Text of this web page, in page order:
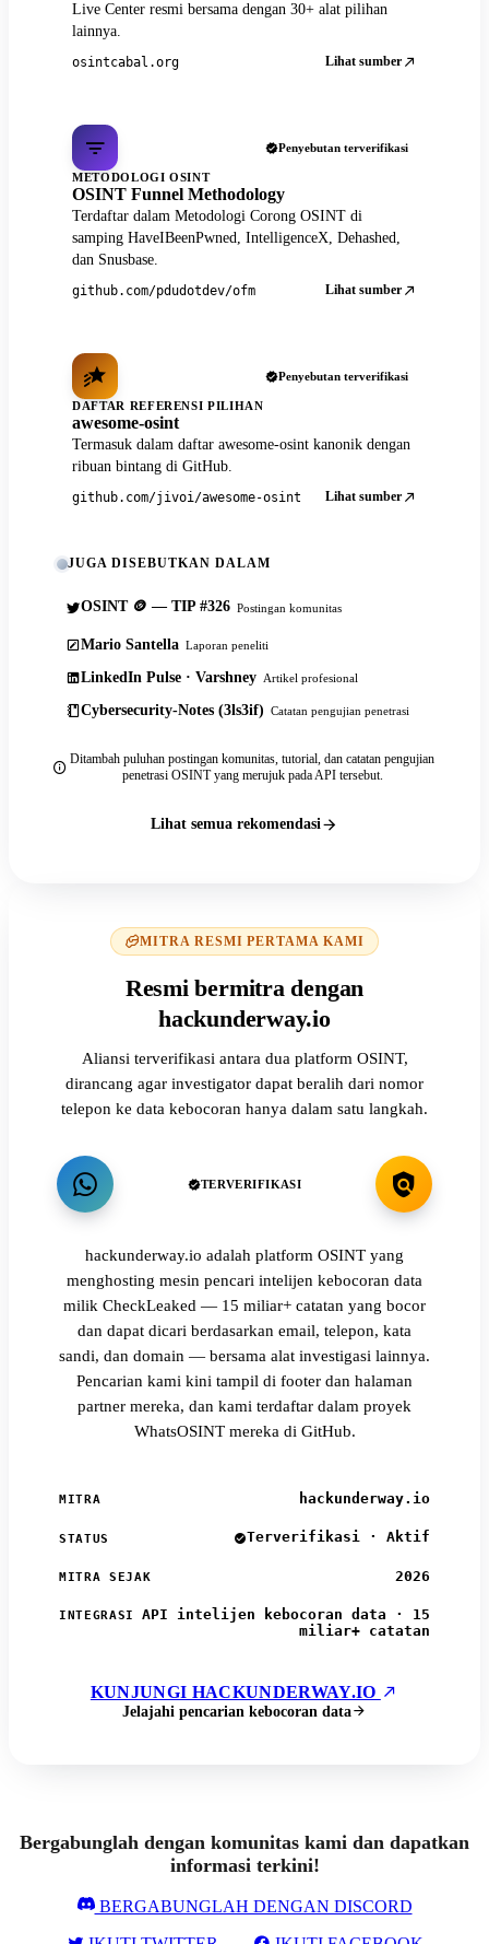
Live Center resmi bersama dengan 30+ alat pilihan
lainnya.
osintcabal.org Lihat sumber
Penyebutan terverifikasi
METODOLOGI OSINT
OSINT Funnel Methodology
Terdaftar dalam Metodologi Corong OSINT di
samping HaveIBeenPwned, IntelligenceX, Dehashed,
dan Snusbase.
github.com/pdudotdev/ofm Lihat sumber
Penyebutan terverifikasi
DAFTAR REFERENSI PILIHAN
awesome-osint
Termasuk dalam daftar awesome-osint kanonik dengan
ribuan bintang di GitHub.
github.com/jivoi/awesome-osint Lihat sumber
JUGA DISEBUTKAN DALAM
OSINT 🪙 — TIP #326 Postingan komunitas
Mario Santella Laporan peneliti
LinkedIn Pulse · Varshney Artikel profesional
Cybersecurity-Notes (3ls3if) Catatan pengujian penetrasi
Ditambah puluhan postingan komunitas, tutorial, dan catatan pengujian
penetrasi OSINT yang merujuk pada API tersebut.
Lihat semua rekomendasi
MITRA RESMI PERTAMA KAMI
Resmi bermitra dengan
hackunderway.io
Aliansi terverifikasi antara dua platform OSINT,
dirancang agar investigator dapat beralih dari nomor
telepon ke data kebocoran hanya dalam satu langkah.
TERVERIFIKASI
hackunderway.io adalah platform OSINT yang
menghosting mesin pencari intelijen kebocoran data
milik CheckLeaked — 15 miliar+ catatan yang bocor
dan dapat dicari berdasarkan email, telepon, kata
sandi, dan domain — bersama alat investigasi lainnya.
Pencarian kami kini tampil di footer dan halaman
partner mereka, dan kami terdaftar dalam proyek
WhatsOSINT mereka di GitHub.
MITRA hackunderway.io
STATUS Terverifikasi · Aktif
MITRA SEJAK 2026
INTEGRASI
API intelijen kebocoran data · 15
miliar+ catatan
KUNJUNGI HACKUNDERWAY.IO
Jelajahi pencarian kebocoran data
Bergabunglah dengan komunitas kami dan dapatkan
informasi terkini!
BERGABUNGLAH DENGAN DISCORD